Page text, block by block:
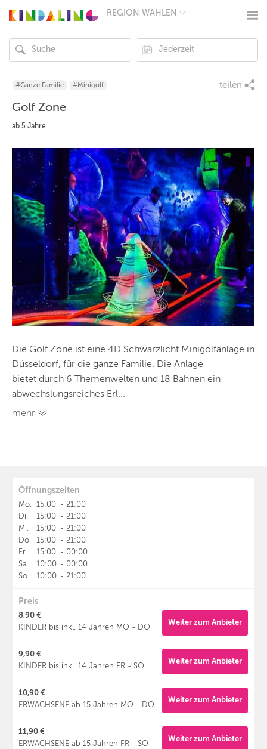
REGION WÄHLEN
MÜNCHEN
HAMBURG
FRANKFURT
KÖLN
NÜRNBERG
WIEN
ZÜRICH
ANDERE
REGIONEN
#Ganze Familie #Minigolf teilen
Golf Zone
ab 5 Jahre
Die Golf Zone ist eine 4D Schwarzlicht Minigolfanlage in
Düsseldorf, für die ganze Familie. Die Anlage
bietet durch 6 Themenwelten und 18 Bahnen ein
abwechslungsreiches Erl...
mehr
Öffnungszeiten
Mo. 15:00 - 21:00
Di.
15:00 - 21:00
Mi.
15:00 - 21:00
Do.
15:00 - 21:00
Fr.
15:00 - 00:00
Sa.
10:00 - 00:00
So.
10:00 - 21:00
Preis
8,90 €
KINDER bis inkl. 14 Jahren MO - DO
Weiter zum Anbieter
9,90 €
KINDER bis inkl. 14 Jahren FR - SO
Weiter zum Anbieter
10,90 €
ERWACHSENE ab 15 Jahren MO - DO
Weiter zum Anbieter
11,90 €
ERWACHSENE ab 15 Jahren FR - SO
Weiter zum Anbieter